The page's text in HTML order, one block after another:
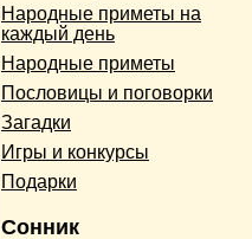
Народные приметы на
каждый день
Народные приметы
Пословицы и поговорки
Загадки
Игры и конкурсы
Подарки
Сонник